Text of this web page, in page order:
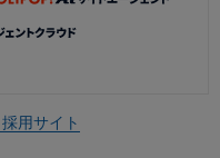
採用サイト